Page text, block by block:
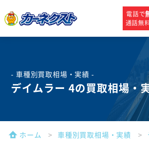
電話で
通話無
- 車種別買取相場・実績 -
デイムラー 4の買取相場・
ホーム 車種別買取相場・実績